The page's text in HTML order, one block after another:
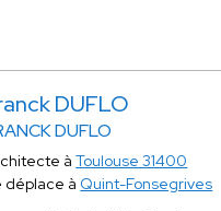
DUFLO
DUFLO
àToulouse 31400
déplace à Quint-Fonsegrives